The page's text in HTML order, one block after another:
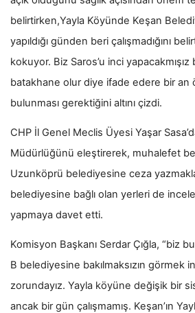
belirtirken,Yayla Köyünde Keşan
yapıldığı günden beri çalışmadığını
kokuyor. Biz Saros’u inci
batakhane olur diye ifade edere bir an
bulunması gerektiğini altını çizdi.
CHP İl Genel Meclis Üyesi Yaşar
Müdürlüğünü eleştirerek, muhalefet
Uzunköprü belediyesine ceza
belediyesine bağlı olan yerleri de
yapmaya davet etti.
Komisyon Başkanı Serdar Çığla, “biz
B belediyesine bakılmaksızın görmek
zorundayız. Yayla köyüne değişik bir
ancak bir gün çalışmamış. Keşan’ın